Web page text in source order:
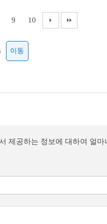
9 10
이동
제공하는 정보에 대하여 얼마